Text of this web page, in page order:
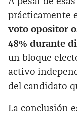
prácticamente
voto opositor
48% durante
un bloque
activo
del candidato
La conclusión